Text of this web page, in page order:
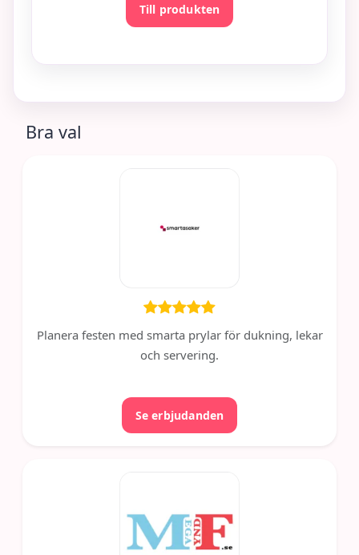
Till produkten
Bra val
Planera festen med smarta prylar för dukning, lekar
och servering.
Se erbjudanden